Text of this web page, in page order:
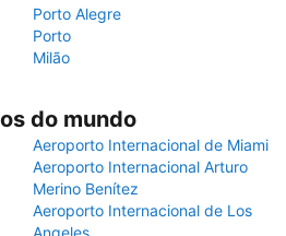
Porto Alegre
Porto
Milão
do mundo
Aeroporto Internacional de Miami
Aeroporto Internacional Arturo
Merino Benítez
Aeroporto Internacional de Los
Angeles